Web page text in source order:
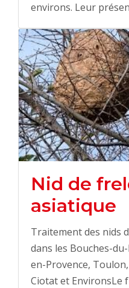
environs. Leur
Nid de
asiatique
Traitement des nids
dans les Bouches-
en-Provence,
Ciotat et EnvironsLe